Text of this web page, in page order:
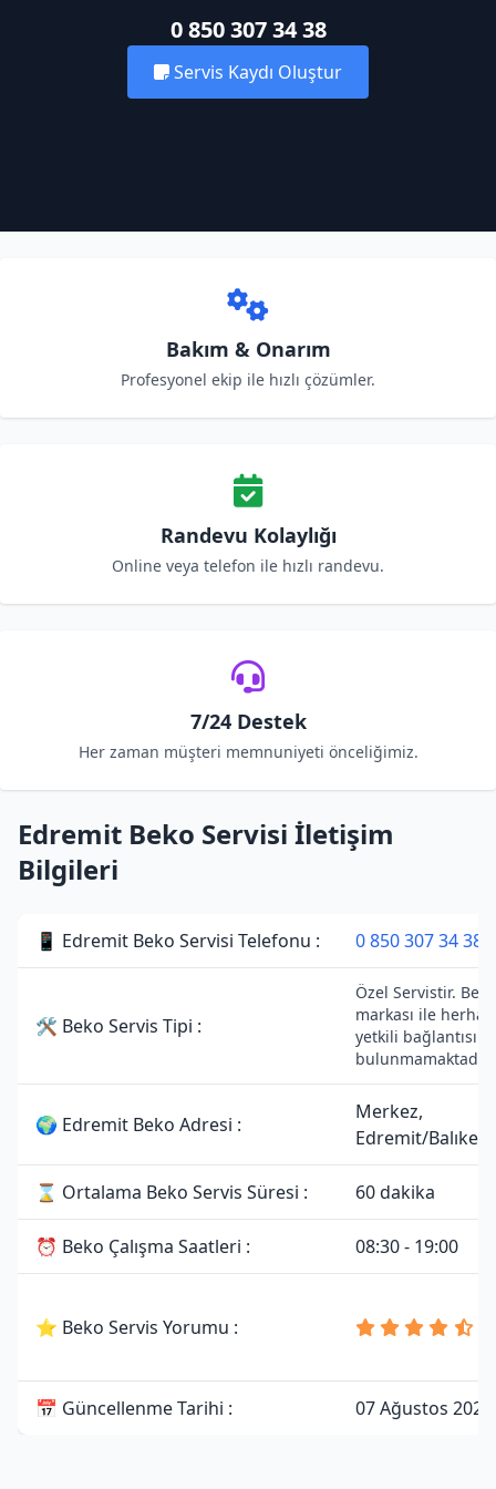
0 850 307 34 38
Servis Kaydı Oluştur
Bakım & Onarım
Profesyonel ekip ile hızlı çözümler.
Randevu Kolaylığı
Online veya telefon ile hızlı randevu.
7/24 Destek
Her zaman müşteri memnuniyeti önceliğimiz.
Edremit Beko Servisi İletişim
Bilgileri
📱 Edremit Beko Servisi Telefonu : 0 850 307 34 38
🛠 Beko Servis Tipi :
Özel Servistir. Beko
markası ile
yetkili bağlantısı
bulunmamaktadır.
🌍 Edremit Beko Adresi :
Merkez,
Edremit/
⌛ Ortalama Beko Servis Süresi : 60 dakika
⏰ Beko Çalışma Saatleri : 08:30 - 19:00
⭐ Beko Servis Yorumu :
📅 Güncellenme Tarihi : 07 Ağustos 2026